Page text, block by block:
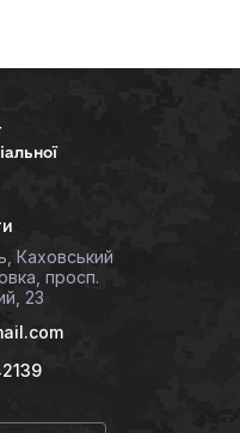
Каховський
просп.
23